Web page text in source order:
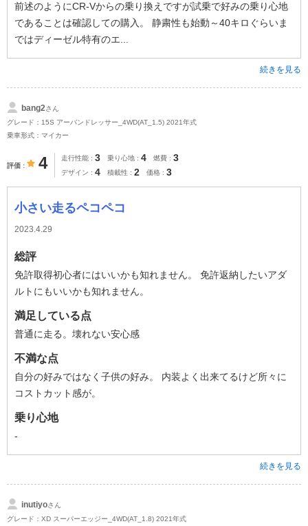
前述のようにCR-Vからの乗り換えですが試乗で好みの乗り心地
であることは確認しての購入。 静粛性も始動～40キロぐらいま
ではディーゼル特有のエ...
続きを見る
bang2さん
グレード：15S アーバンドレッサー_4WD(AT_1.5) 2021年式
乗車形式：マイカー
評価 4 走行性能 3 乗り心地 4 燃費 3
デザイン 4 積載性 2 価格 3
小さい走るペコペコ
2023.4.29
総評
免許取得初心者にはいいかも知れません。 免許返納したいアダ
ルトにもいいかも知れません。
満足している点
普通に走る。壊れない安心感
不満な点
自分の好みではなく子供の好み。 内装よく出来てるけど所々に
コストカット感が。
乗り心地
-
続きを見る
inutiyoさん
グレード：XD スーパーエッジー_4WD(AT_1.8) 2021年式